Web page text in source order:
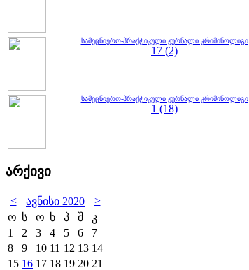
სამეცნიერო-პრაქტიკული ჟურნალი კრიმინოლიგი
17 (2)
სამეცნიერო-პრაქტიკული ჟურნალი კრიმინოლიგი
1 (18)
არქივი
< ავნისი 2020
>
ო ს ო ხ პ შ
კ
1
2 3 4 5 6
7
8
9 10 11 12 13 14
15 16 17 18 19 20 21